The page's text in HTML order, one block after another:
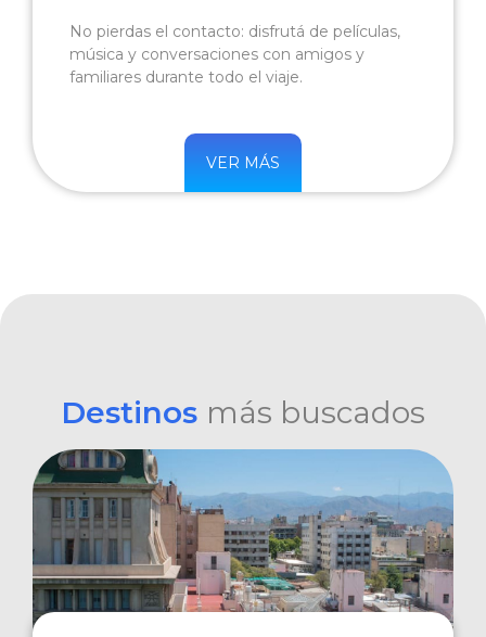
No pierdas el contacto: disfrutá de películas,
música y conversaciones con amigos y
familiares durante todo el viaje.
VER MÁS
Destinos más buscados